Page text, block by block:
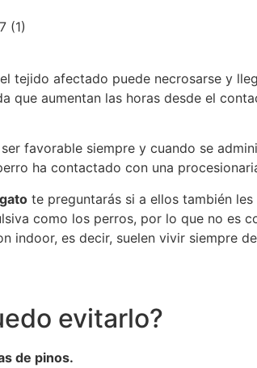
tejido afectado puede necrosarse y
que aumentan las horas desde el
favorable siempre y cuando se
ha contactado con una
gato te preguntarás si a ellos también
como los perros, por lo que no es
indoor, es decir, suelen vivir siempre
evitarlo?
de pinos.